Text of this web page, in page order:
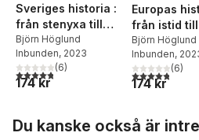
Sveriges historia :
från stenyxa till
smartphone
Björn Höglund
Inbunden, 2023
4,8utav 5 stjärnor. Totalt antal röster:
(6)
174 kr
Europas
från istid
Björn Höglund
Inbunden,
4,8utav 5(6)
174 kr
Du kanske också är